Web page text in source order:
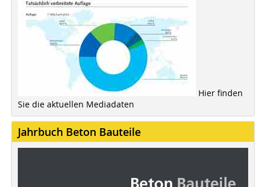
Hier finden
Sie die aktuellen Mediadaten
Jahrbuch Beton Bauteile